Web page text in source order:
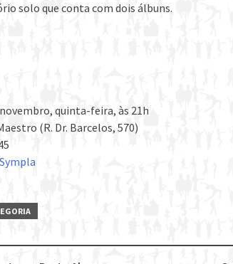
solo que conta com dois álbuns.
novembro, quinta-feira, às 21h
(R. Dr. Barcelos, 570)
Sympla